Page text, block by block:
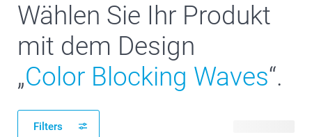
Wählen Sie Ihr Produkt
mit dem Design
„Color Blocking Waves“.
Filters